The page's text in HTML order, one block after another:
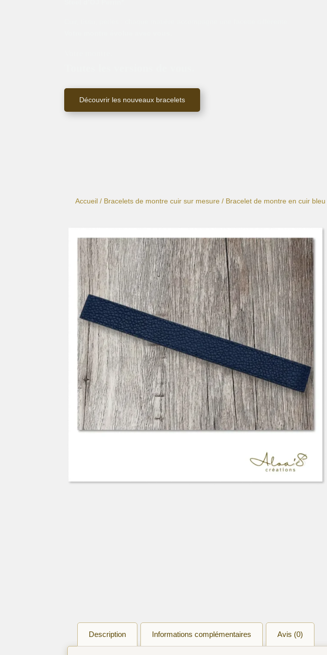
Découvrir les nouveaux bracelets
Accueil / Bracelets de montre cuir sur mesure / Bracelet de montre en cuir bleu
Description Informations complémentaires Avis (0)